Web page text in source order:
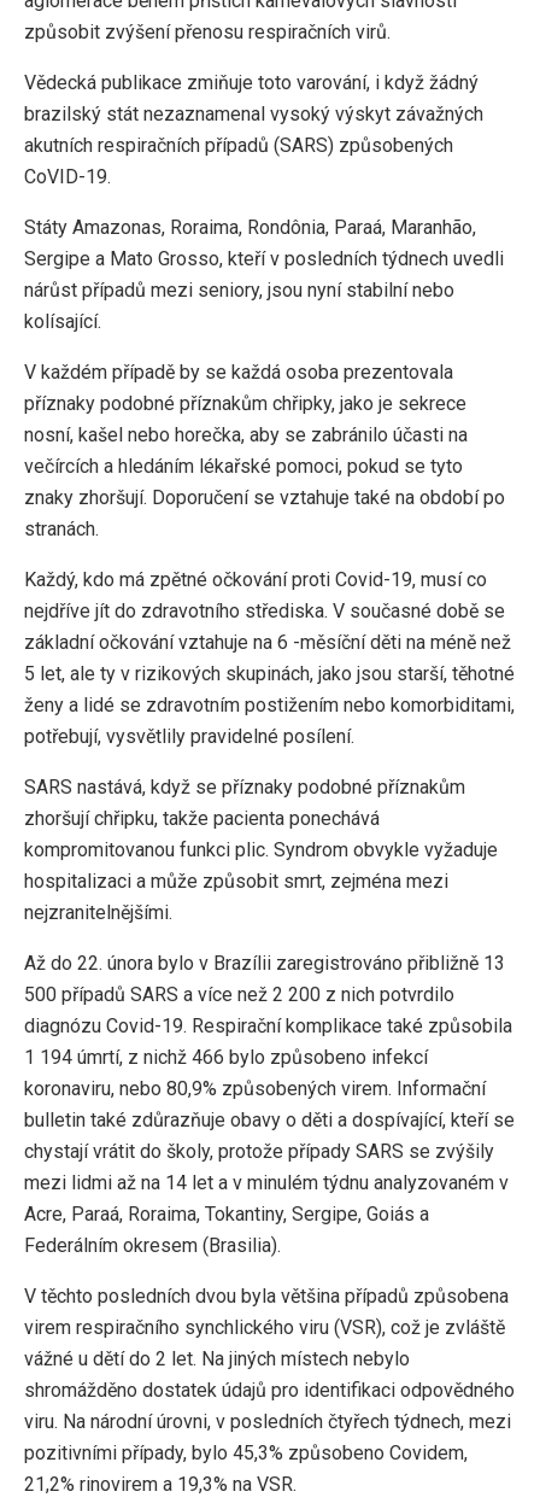
způsobit zvýšení přenosu respiračních virů.
Vědecká publikace zmiňuje toto varování, i když žádný
brazilský stát nezaznamenal vysoký výskyt závažných
akutních respiračních případů (SARS) způsobených
CoVID-19.
Státy Amazonas, Roraima, Rondônia, Paraá, Maranhão,
Sergipe a Mato Grosso, kteří v posledních týdnech uvedli
nárůst případů mezi seniory, jsou nyní stabilní nebo
kolísající.
V každém případě by se každá osoba prezentovala
příznaky podobné příznakům chřipky, jako je sekrece
nosní, kašel nebo horečka, aby se zabránilo účasti na
večírcích a hledáním lékařské pomoci, pokud se tyto
znaky zhoršují. Doporučení se vztahuje také na období po
stranách.
Každý, kdo má zpětné očkování proti Covid-19, musí co
nejdříve jít do zdravotního střediska. V současné době se
základní očkování vztahuje na 6 -měsíční děti na méně než
5 let, ale ty v rizikových skupinách, jako jsou starší, těhotné
ženy a lidé se zdravotním postižením nebo komorbiditami,
potřebují, vysvětlily pravidelné posílení.
SARS nastává, když se příznaky podobné příznakům
zhoršují chřipku, takže pacienta ponechává
kompromitovanou funkci plic. Syndrom obvykle vyžaduje
hospitalizaci a může způsobit smrt, zejména mezi
nejzranitelnějšími.
Až do 22. února bylo v Brazílii zaregistrováno přibližně 13
500 případů SARS a více než 2 200 z nich potvrdilo
diagnózu Covid-19. Respirační komplikace také způsobila
1 194 úmrtí, z nichž 466 bylo způsobeno infekcí
koronaviru, nebo 80,9% způsobených virem. Informační
bulletin také zdůrazňuje obavy o děti a dospívající, kteří se
chystají vrátit do školy, protože případy SARS se zvýšily
mezi lidmi až na 14 let a v minulém týdnu analyzovaném v
Acre, Paraá, Roraima, Tokantiny, Sergipe, Goiás a
Federálním okresem (Brasilia).
V těchto posledních dvou byla většina případů způsobena
virem respiračního synchlického viru (VSR), což je zvláště
vážné u dětí do 2 let. Na jiných místech nebylo
shromážděno dostatek údajů pro identifikaci odpovědného
viru. Na národní úrovni, v posledních čtyřech týdnech, mezi
pozitivními případy, bylo 45,3% způsobeno Covidem,
21,2% rinovirem a 19,3% na VSR.